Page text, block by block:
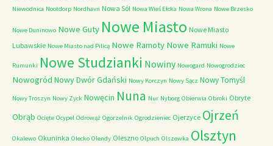
Niewodnica Nootdorp Nordhavn Nowa Sól Nowa Wieś Ełcka Nowa Wrona Nowe Brzesko
Nowe Duninowo Nowe Guty Nowe Miasto Nowe Miasto
Lubawskie Nowe Miasto nad Pilicą Nowe Ramoty Nowe Ramuki Nowe
Rumunki Nowe Studzianki Nowiny Nowogard Nowogrodziec
Nowogród Nowy Dwór Gdański Nowy Korczyn Nowy Sącz Nowy Tomyśl
Nowy Troszyn Nowy Zyck Nowęcin Nuna Nur Nyborg Obierwia Obroki Obryte
Obrąb Ocięte Ocypel Odrowąż Ogorzelnik Ogrodzieniec Ojerzyce Ojrzeń
Okalewo Okuninka Olecko Olendy Oleszno Olpuch Olszewka Olsztyn